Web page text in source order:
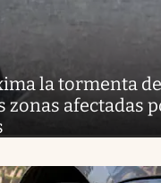
la tormenta
zonas afectadas